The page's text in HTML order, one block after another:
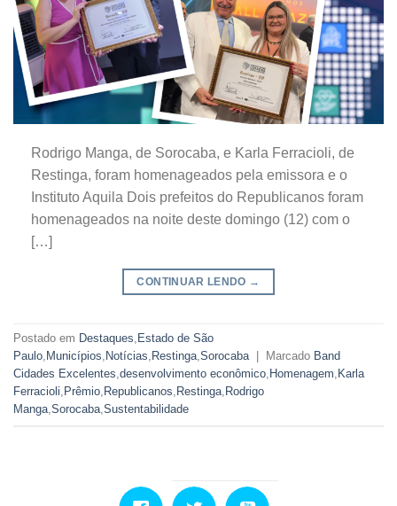
Rodrigo Manga, de Sorocaba, e Karla Ferracioli, de
Restinga, foram homenageados pela emissora e o
Instituto Aquila Dois prefeitos do Republicanos foram
homenageados na noite deste domingo (12) com o
[…]
CONTINUAR LENDO →
Postado em Destaques, Estado de São
Paulo, Municípios, Notícias, Restinga,Sorocaba Marcado Band
Cidades Excelentes,desenvolvimento econômico, Homenagem, Karla
Ferracioli, Prêmio, Republicanos, Restinga, Rodrigo
Manga,Sorocaba,Sustentabilidade